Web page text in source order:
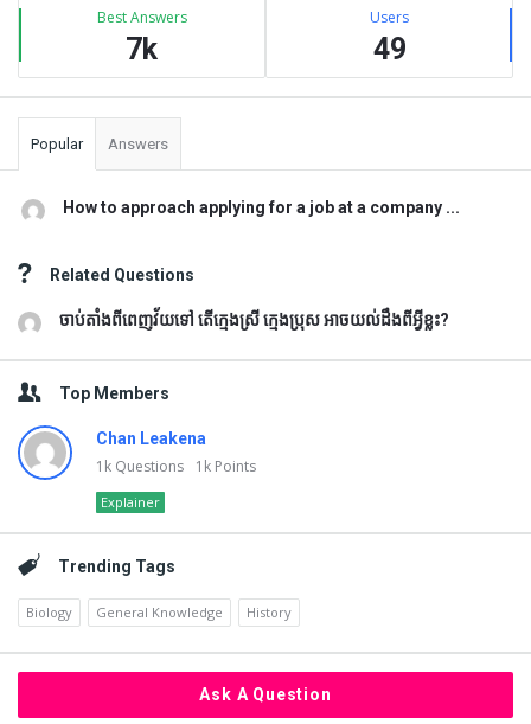
Best Answers
7k
Users
49
Popular Answers
How to approach applying for a job at a company ...
Related Questions
ចាប់តាំងពីពេញវ័យទៅ តើក្មេងស្រី ក្មេងប្រុស អាចយល់ដឹងពីអ្វីខ្លះ?
Top Members
Chan Leakena
1k Questions 1k Points
Explainer
Trending Tags
Biology General Knowledge History
Ask A Question